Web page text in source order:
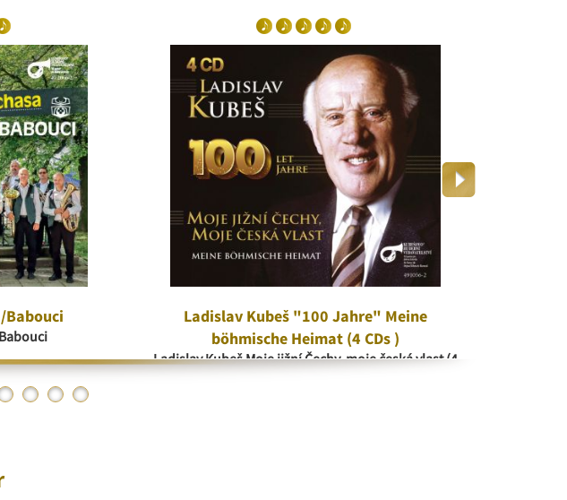
Babouci
Ladislav Kubeš "100 Jahre" Meine
böhmische Heimat (4 CDs )
Ladislav Kubeš Moje jižní Čechy, moje česká vlast (4